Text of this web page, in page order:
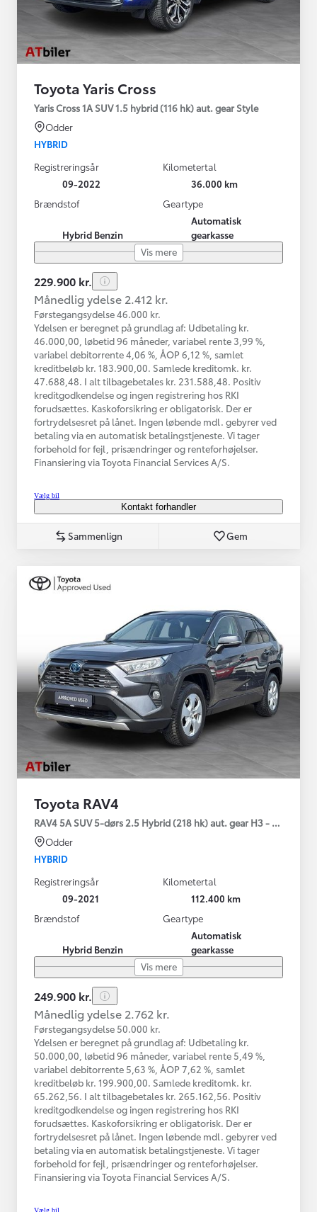
Toyota Yaris Cross
Yaris Cross 1A SUV 1.5 hybrid (116 hk) aut. gear Style
Odder
HYBRID
Registreringsår
09-2022
Kilometertal
36.000 km
Brændstof
Hybrid Benzin
Geartype
Automatisk
gearkasse
Vis mere
229.900 kr.
Månedlig ydelse 2.412 kr.
Førstegangsydelse 46.000 kr.
Ydelsen er beregnet på grundlag af: Udbetaling kr.
46.000,00, løbetid 96 måneder, variabel rente 3,99 %,
variabel debitorrente 4,06 %, ÅOP 6,12 %, samlet
kreditbeløb kr. 183.900,00. Samlede kreditomk. kr.
47.688,48. I alt tilbagebetales kr. 231.588,48. Positiv
kreditgodkendelse og ingen registrering hos RKI
forudsættes. Kaskoforsikring er obligatorisk. Der er
fortrydelsesret på lånet. Ingen løbende mdl. gebyrer ved
betaling via en automatisk betalingstjeneste. Vi tager
forbehold for fejl, prisændringer og renteforhøjelser.
Finansiering via Toyota Financial Services A/S.
Vælg bil
Kontakt forhandler
Sammenlign Gem
Toyota RAV4
RAV4 5A SUV 5-dørs 2.5 Hybrid (218 hk) aut. gear H3 - Comfort
Odder
HYBRID
Registreringsår
09-2021
Kilometertal
112.400 km
Brændstof
Hybrid Benzin
Geartype
Automatisk
gearkasse
Vis mere
249.900 kr.
Månedlig ydelse 2.762 kr.
Førstegangsydelse 50.000 kr.
Ydelsen er beregnet på grundlag af: Udbetaling kr.
50.000,00, løbetid 96 måneder, variabel rente 5,49 %,
variabel debitorrente 5,63 %, ÅOP 7,62 %, samlet
kreditbeløb kr. 199.900,00. Samlede kreditomk. kr.
65.262,56. I alt tilbagebetales kr. 265.162,56. Positiv
kreditgodkendelse og ingen registrering hos RKI
forudsættes. Kaskoforsikring er obligatorisk. Der er
fortrydelsesret på lånet. Ingen løbende mdl. gebyrer ved
betaling via en automatisk betalingstjeneste. Vi tager
forbehold for fejl, prisændringer og renteforhøjelser.
Finansiering via Toyota Financial Services A/S.
Vælg bil